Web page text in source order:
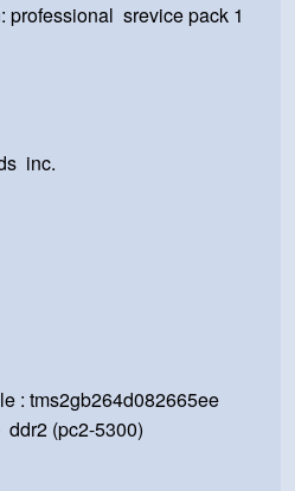
srevice pack 1
inc.
: tms2gb264d082665ee
5300)